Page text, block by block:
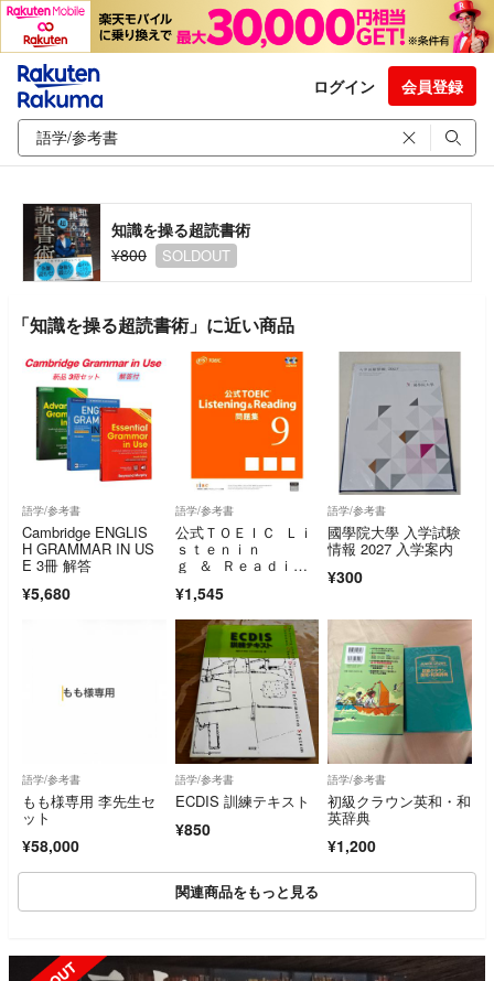
ログイン 会員登録
知識を操る超読書術
¥800
SOLDOUT
「知識を操る超読書術」に近い商品
語学/参考書
Cambridge ENGLIS
H GRAMMAR IN US
E 3冊 解答
¥5,680
語学/参考書
公式ＴＯＥＩＣ Ｌｉ
ｓｔｅｎｉｎ
ｇ ＆ Ｒｅａｄｉｎ
ｃａｔｉｏｎａｌ Ｔ
ｅｓｔｉｎｇ Ｓｅｒ
ｖｉｃｅ(著者)
¥1,545
語学/参考書
國學院大學 入学試験
情報 2027 入学案内
¥300
語学/参考書
もも様専用 李先生セ
ット
¥58,000
語学/参考書
ECDIS 訓練テキスト
¥850
語学/参考書
初級クラウン英和・和
英辞典
¥1,200
関連商品をもっと見る
SOLD OUT